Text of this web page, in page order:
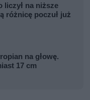
liczył na niższe
różnicę poczuł już
na głowę.
17 cm